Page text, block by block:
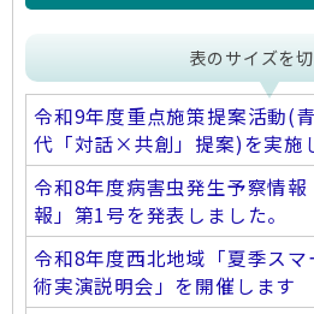
表のサイズを
令和9年度重点施策提案活動(
代「対話×共創」提案)を実施
令和8年度病害虫発生予察情報
報」第1号を発表しました。
令和8年度西北地域「夏季スマ
術実演説明会」を開催します